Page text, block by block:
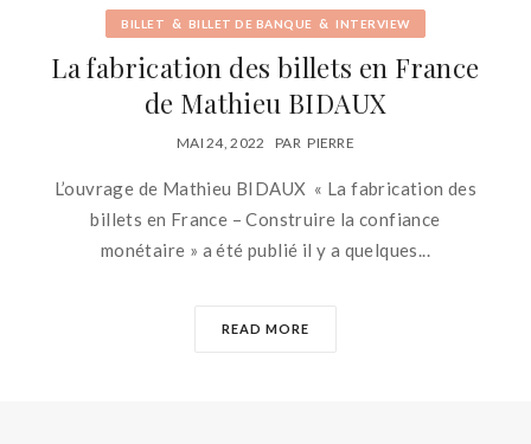
BILLET & BILLET DE BANQUE & INTERVIEW
La fabrication des billets en France
de Mathieu BIDAUX
MAI 24, 2022 PAR PIERRE
L’ouvrage de Mathieu BIDAUX « La fabrication des
billets en France – Construire la confiance
monétaire » a été publié il y a quelques...
READ MORE